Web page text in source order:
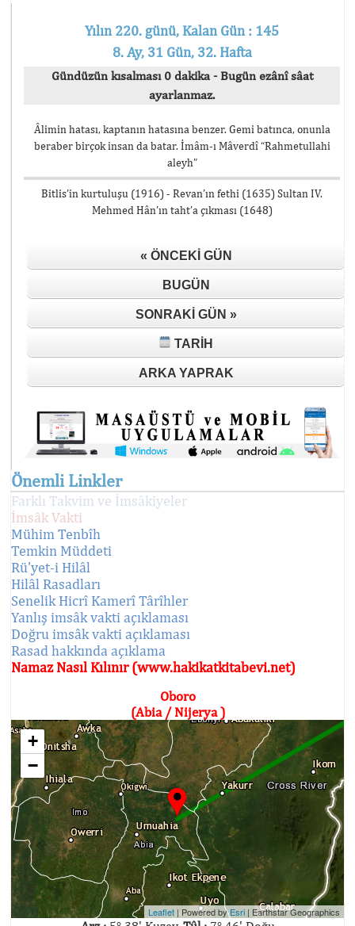
Yılın 220. günü, Kalan Gün : 145
8. Ay, 31 Gün, 32. Hafta
Gündüzün kısalması 0 dakika - Bugün ezânî sâat
ayarlanmaz.
Âlimin hatası, kaptanın hatasına benzer. Gemi batınca, onunla
beraber birçok insan da batar. İmâm-ı Mâverdî “Rahmetullahi
aleyh”
Bitlis’in kurtuluşu (1916) - Revan’ın fethi (1635) Sultan IV.
Mehmed Hân’ın taht’a çıkması (1648)
« ÖNCEKI GÜN
BUGÜN
SONRAKI GÜN »
TARIH
ARKA YAPRAK
Önemli Linkler
Farklı Takvim ve İmsâkiyeler
İmsâk Vakti
Mühim Tenbîh
Temkin Müddeti
Rü'yet-i Hilâl
Hilâl Rasadları
Senelik Hicrî Kamerî Târîhler
Yanlış imsâk vakti açıklaması
Doğru imsâk vakti açıklaması
Rasad hakkında açıklama
Namaz Nasıl Kılınır (www.hakikatkitabevi.net)
Oboro
(Abia / Nijerya )
+
−
Leaflet | Powered byEsri | Earthstar Geographics